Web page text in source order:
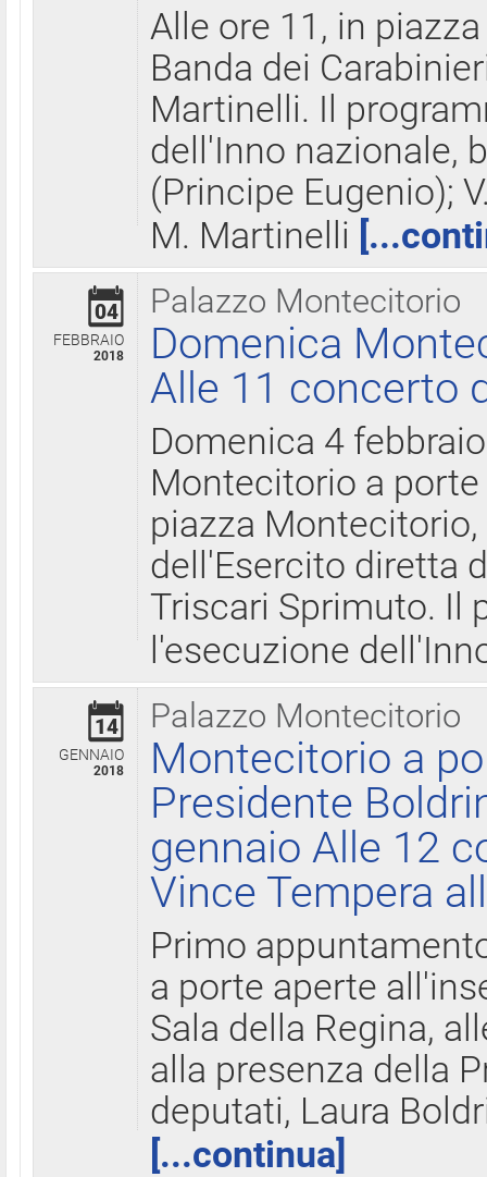
Alle ore 11, in
Banda dei
Martinelli. Il
dell'Inno nazionale,
(Principe Eugenio);
M. Martinelli
Palazzo Montecitorio
04
FEBBRAIO
2018
Domenica
Alle 11 concerto
Domenica 4
Montecitorio a
piazza
dell'Esercito diretta
Triscari Sprimuto. Il
l'esecuzione
Palazzo Montecitorio
14
GENNAIO
2018
Montecitorio a
Presidente
gennaio Alle 12
Vince Tempera
Primo
a porte aperte
Sala della Regina,
alla presenza della
deputati, Laura
[...continua]